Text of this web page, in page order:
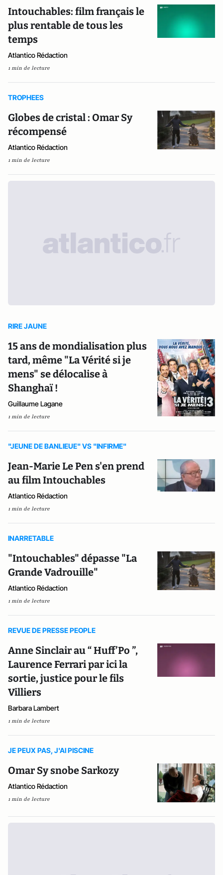
Intouchables: film français le
plus rentable de tous les
temps
Atlantico Rédaction
1 min de lecture
TROPHEES
Globes de cristal : Omar Sy
récompensé
Atlantico Rédaction
1 min de lecture
RIRE JAUNE
15 ans de mondialisation plus
tard, même "La Vérité si je
mens" se délocalise à
Shanghaï !
Guillaume Lagane
1 min de lecture
"JEUNE DE BANLIEUE" VS "INFIRME"
Jean-Marie Le Pen s'en prend
au film Intouchables
Atlantico Rédaction
1 min de lecture
INARRETABLE
"Intouchables" dépasse "La
Grande Vadrouille"
Atlantico Rédaction
1 min de lecture
REVUE DE PRESSE PEOPLE
Anne Sinclair au “ Huff’Po ”,
Laurence Ferrari par ici la
sortie, justice pour le fils
Villiers
Barbara Lambert
1 min de lecture
JE PEUX PAS, J'AI PISCINE
Omar Sy snobe Sarkozy
Atlantico Rédaction
1 min de lecture